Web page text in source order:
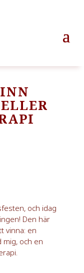
och idag
Den här
vinna: en
mig, och en